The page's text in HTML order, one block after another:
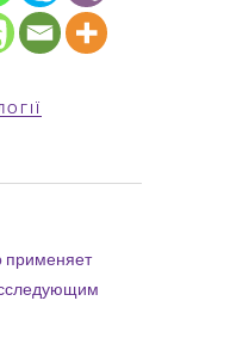
применяет